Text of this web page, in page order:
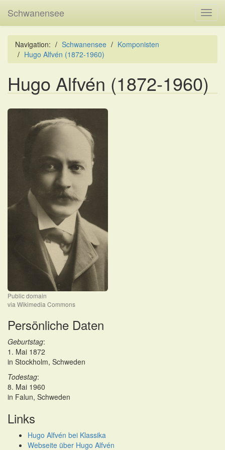
Schwanensee
Navigation: Schwanensee
Komponisten
Hugo Alfvén (1872-1960)
Hugo Alfvén (1872-1960)
Public domain
via Wikimedia Commons
Persönliche Daten
Geburtstag:
1. Mai 1872
in Stockholm, Schweden
Todestag:
8. Mai 1960
in Falun, Schweden
Links
Hugo Alfvén bei Klassika
Webseite über Hugo Alfvén